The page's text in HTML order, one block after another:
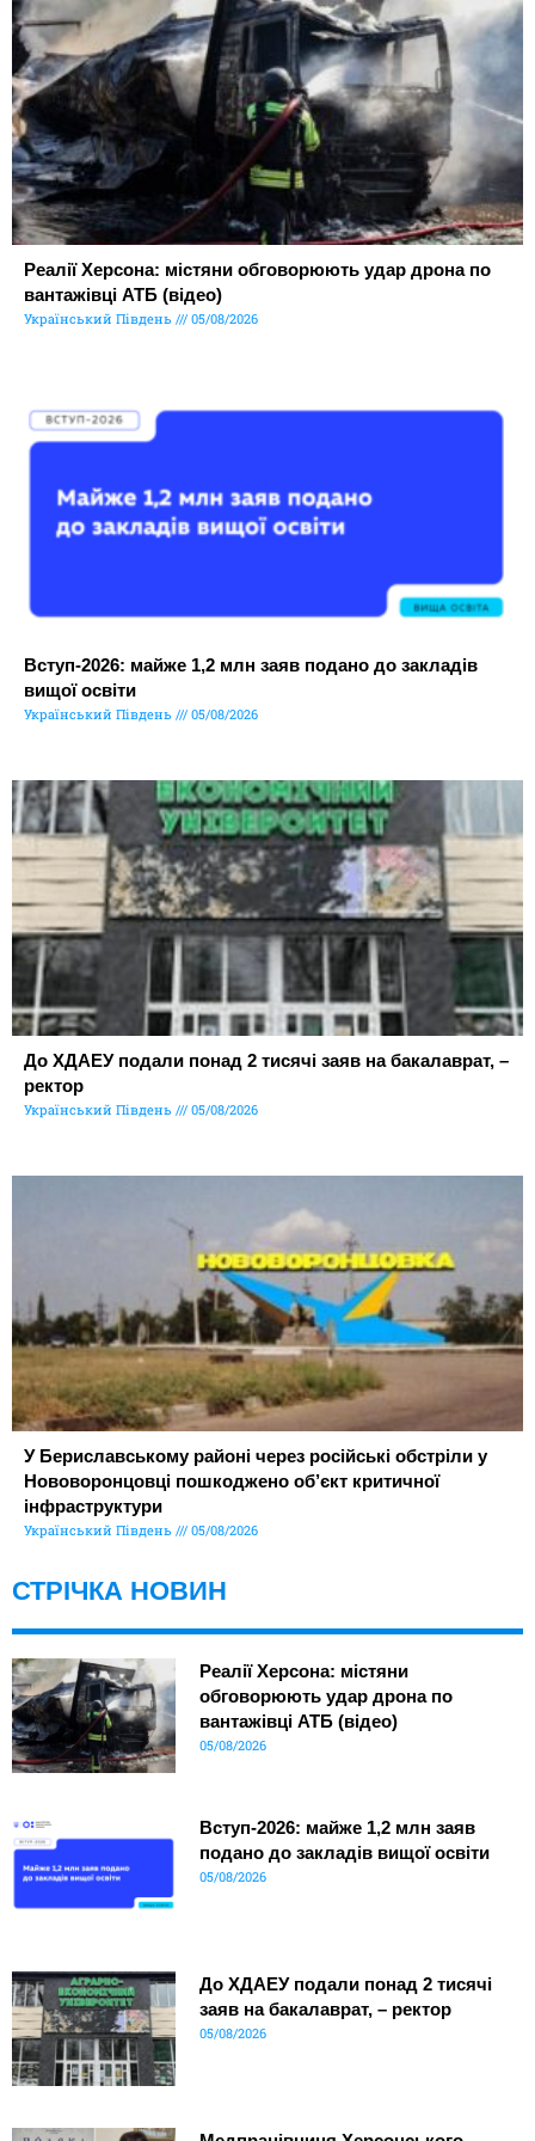
Реалії Херсона: містяни обговорюють удар дрона по
вантажівці АТБ (відео)
Український Південь 05/08/2026
Вступ-2026: майже 1,2 млн заяв подано до закладів
вищої освіти
Український Південь 05/08/2026
До ХДАЕУ подали понад 2 тисячі заяв на бакалаврат, –
ректор
Український Південь 05/08/2026
У Бериславському районі через російські обстріли у
Нововоронцовці пошкоджено об’єкт критичної
інфраструктури
Український Південь 05/08/2026
СТРІЧКА НОВИН
Реалії Херсона: містяни
обговорюють удар дрона по
вантажівці АТБ (відео)
05/08/2026
Вступ-2026: майже 1,2 млн заяв
подано до закладів вищої освіти
05/08/2026
До ХДАЕУ подали понад 2 тисячі
заяв на бакалаврат, – ректор
05/08/2026